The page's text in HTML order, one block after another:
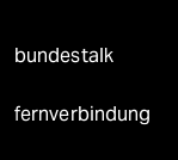
bundestalk
fernverbindung